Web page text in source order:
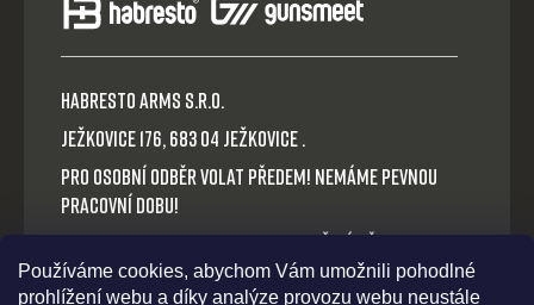
Používáme cookies, abychom Vám umožnili pohodlné
prohlížení webu a díky analýze provozu webu neustále
HABRESTO ARMS s.r.o.
Ježkovice 176, 683 04 Ježkovice .
Pro osobní odběr volat předem! Nemáme pevnou
pracovní dobu!
Platba v hotovosti nebo QR okamžitý převod.
Volejte: +420 721 030 614